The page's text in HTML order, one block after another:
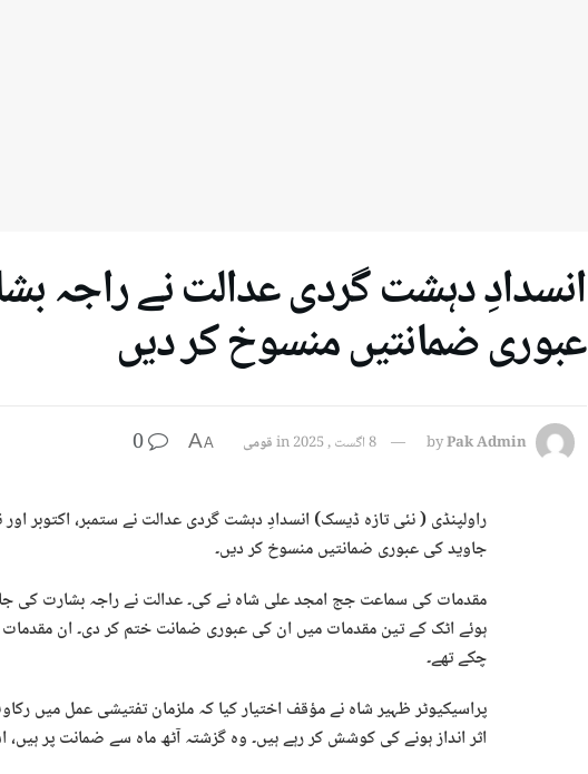
انسدادِ دہشت گردی عدالت نے راجہ
عبوری ضمانتیں منسوخ کر دیں
byPak Admin 8 اگست , 2025 inقومی A
A
0
راولپنڈی ( نئی تازہ ڈیسک) انسدادِ دہشت گردی عدالت نے ستمبر، اکتوبر
جاوید کی عبوری ضمانتیں منسوخ کر دیں۔
مقدمات کی سماعت جج امجد علی شاہ نے کی۔ عدالت نے راجہ بشارت کی
ہوئے اٹک کے تین مقدمات میں ان کی عبوری ضمانت ختم کر دی۔ ان
چکے تھے۔
پراسیکیوٹر ظہیر شاہ نے مؤقف اختیار کیا کہ ملزمان تفتیشی عمل میں
اثر انداز ہونے کی کوشش کر رہے ہیں۔ وہ گزشتہ آٹھ ماہ سے ضمانت پر